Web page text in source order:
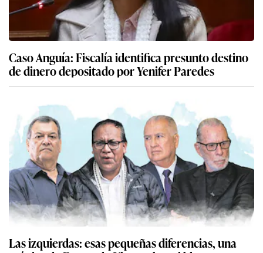
Caso Anguía: Fiscalía identifica presunto destino
de dinero depositado por Yenifer Paredes
Las izquierdas: esas pequeñas diferencias, una